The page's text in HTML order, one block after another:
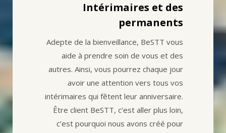
Intérimaires et des
permanents
Adepte de la bienveillance, BeSTT vous
aide à prendre soin de vous et des
autres. Ainsi, vous pourrez chaque jour
avoir une attention vers tous vos
intérimaires qui fêtent leur anniversaire.
Être client BeSTT, c’est aller plus loin,
c’est pourquoi nous avons créé pour